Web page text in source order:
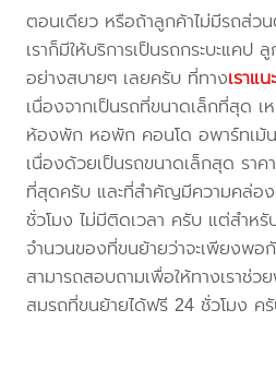
ตอนเดียว หรือถ้าลูกค้าไม่มีรถส่ว
เราก็มีให้บริการเป็นรถกระบะแคป
อย่างสบายๆ เลยครับ ที่ทางเราแ
เนื่องจากเป็นรถที่ขนาดเล็กที่สุด เ
ห้องพัก หอพัก คอนโด อพาร์ทเม้น
เนื่องด้วยเป็นรถขนาดเล็กสุด ราค
ที่สุดครับ และที่สำคัญมีความคล่อ
ชั่วโมง ไม่มีติดเวลา ครับ แต่สำหรั
จำนวนของที่ขนย้ายว่าจะเพียงพ
สามารถสอบถามเพื่อให้ทางเราช่ว
สมรถที่ขนย้ายได้ฟรี 24 ชั่วโมง ค